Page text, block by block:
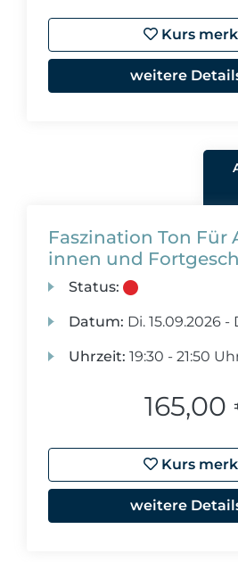
Kurs
weitere
Faszination Ton Für
innen und
Status:
Datum: Di. 15.09.2026 -
Uhrzeit: 19:30 - 21:50
165,00
Kurs
weitere